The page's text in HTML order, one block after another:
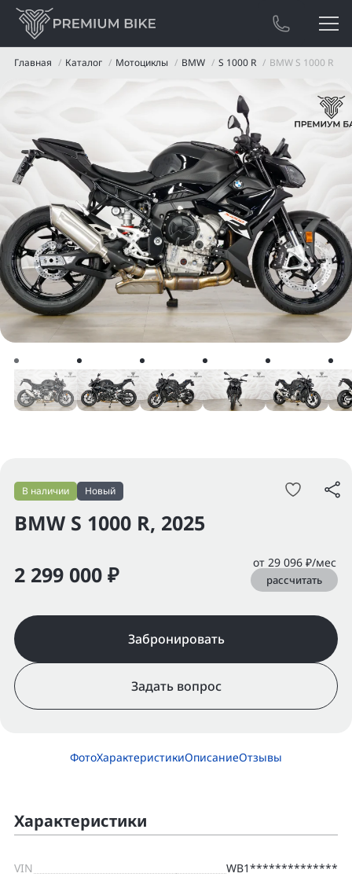
Главная Каталог Мотоциклы BMW S 1000 R BMW S 1000 R
BMW S 1000 R, 2025
В наличии Новый
2 299 000 ₽ от 29 096 ₽/мес
рассчитать
Забронировать
Задать вопрос
ФотоХарактеристикиОписаниеОтзывы
Характеристики
VIN WB1**************